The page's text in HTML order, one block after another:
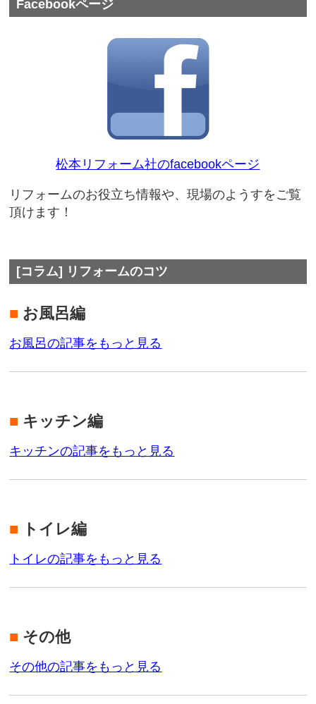
Facebookページ
松本リフォーム社のfacebookページ
リフォームのお役立ち情報や、現場のようすをご覧
頂けます！
[コラム] リフォームのコツ
■ お風呂編
お風呂の記事をもっと見る
■ キッチン編
キッチンの記事をもっと見る
■ トイレ編
トイレの記事をもっと見る
■ その他
その他の記事をもっと見る